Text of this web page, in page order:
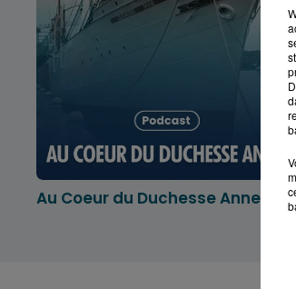
Au Coeur du Duchesse Anne